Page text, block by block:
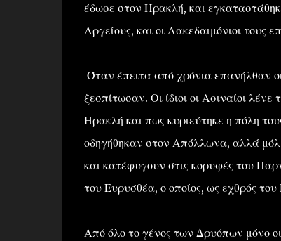
έδωσε στον Ηρακλή, και
Αργείους, και οι Λακεδαιμόνιοι τους
Όταν έπειτα από χρόνια επανήλθαν
ξεσπίτωσαν. Οι ίδιοι οι Ασιναίοι
Ηρακλή και πως κυριεύτηκε η πόλη
οδηγήθηκαν στον Απόλλωνα, αλλά
και κατέφυγουν στις κορυφές του
του Ευρυσθέα, ο οποίος, ως εχθρός
Από όλο το γένος των Δρυόπων μόνο